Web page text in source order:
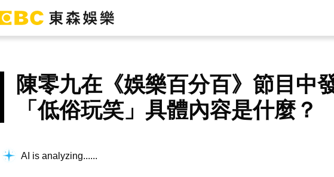
陳零九在《娛樂百分百》節目中
「低俗玩笑」具體內容是什麼？
AI is analyzing...